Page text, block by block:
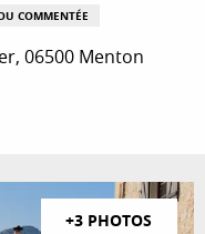
COMMENTÉE
06500 Menton
+3 PHOTOS